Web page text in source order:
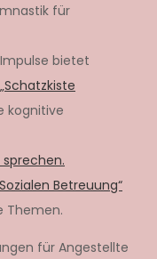
für
bietet
„Schatzkiste
kognitive
sprechen.
Betreuung“
Themen.
für Angestellte